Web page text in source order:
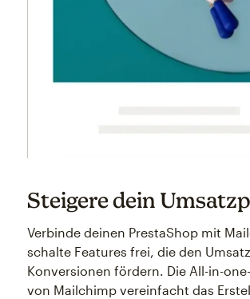
Steigere dein
Verbinde deinen PrestaShop mit
schalte Features frei, die den
Konversionen fördern. Die All-in-
von Mailchimp vereinfacht das